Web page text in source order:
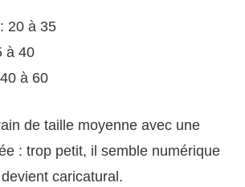
20 à 35
à 40
à 60
de taille moyenne avec une
: trop petit, il semble numérique
caricatural.